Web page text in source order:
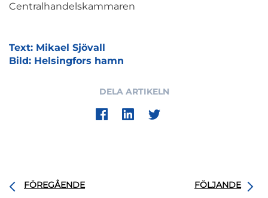
Centralhandelskammaren
Text: Mikael Sjövall
Bild: Helsingfors hamn
DELA ARTIKELN
FÖREGÅENDE FÖLJANDE